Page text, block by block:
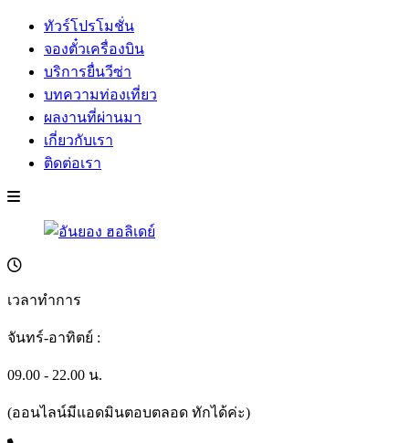
ทัวร์โปรโมชั่น
จองตั๋วเครื่องบิน
บริการยื่นวีซ่า
บทความท่องเที่ยว
ผลงานที่ผ่านมา
เกี่ยวกับเรา
ติดต่อเรา
เวลาทำการ
จันทร์-อาทิตย์ :
09.00 - 22.00 น.
(ออนไลน์มีแอดมินตอบตลอด ทักได้ค่ะ)